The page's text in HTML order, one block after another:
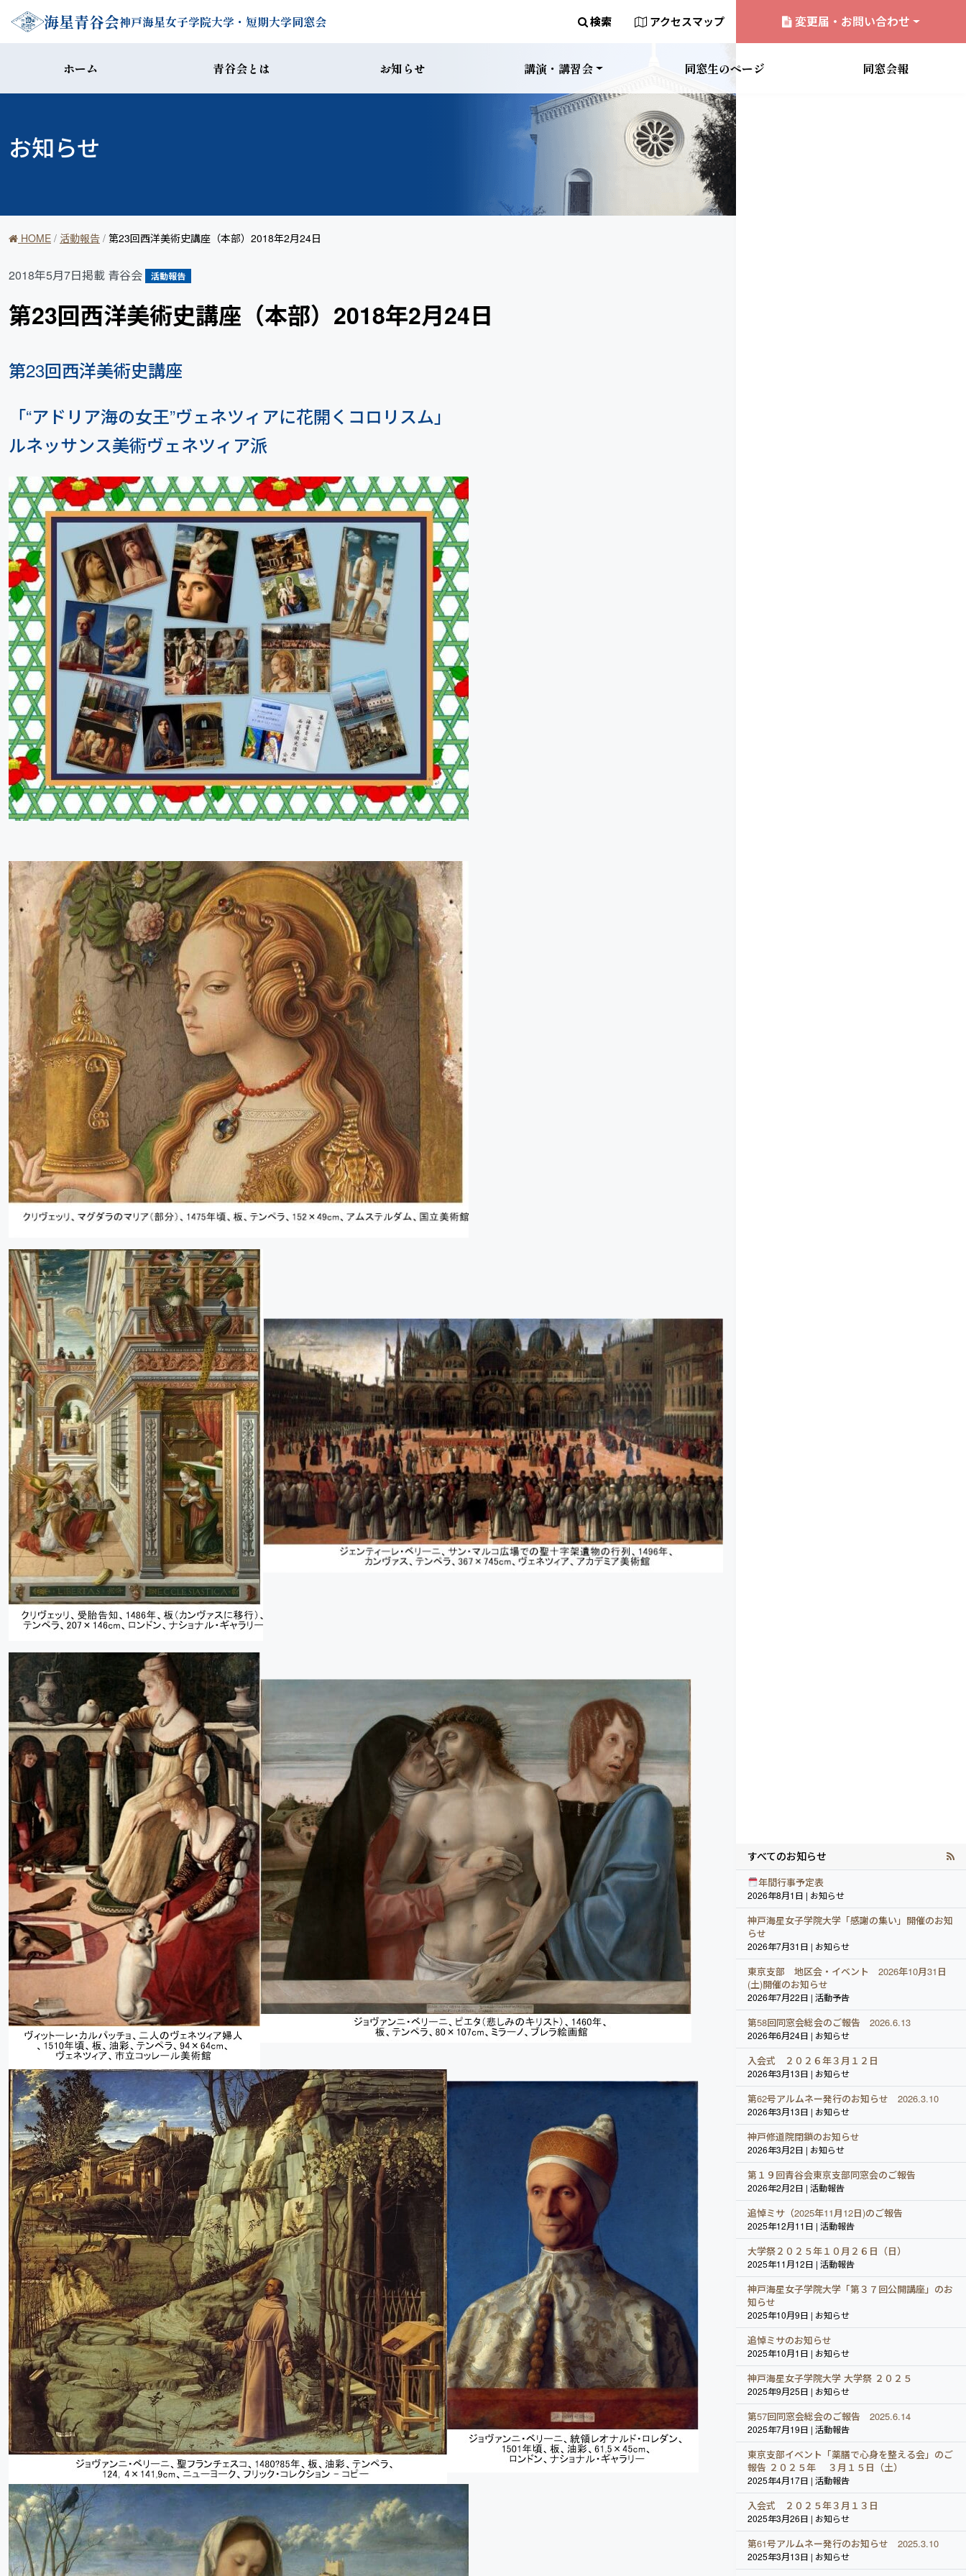
コンテンツへスキップ メインナビゲーション
海星青谷会神戸海星女子学院大学・短期大学同窓会 検索 アクセスマップ 変更届・お問い合わせ
ホーム 青谷会とは お知らせ 講演・講習会 同窓生のページ 同窓会報
すべてのお知らせ
年間行事予定表
2026年8月1日 | お知らせ
神戸海星女子学院大学「感謝の集い」開催のお知
らせ
2026年7月31日 | お知らせ
東京支部 地区会・イベント 2026年10月31日
(土)開催のお知らせ
2026年7月22日 | 活動予告
第58回同窓会総会のご報告 2026.6.13
2026年6月24日 | お知らせ
入会式 ２０２６年３月１２日
2026年3月13日 | お知らせ
第62号アルムネー発行のお知らせ 2026.3.10
2026年3月13日 | お知らせ
神戸修道院閉鎖のお知らせ
2026年3月2日 | お知らせ
第１９回青谷会東京支部同窓会のご報告
2026年2月2日 | 活動報告
追悼ミサ（2025年11月12日)のご報告
2025年12月11日 | 活動報告
大学祭２０２５年１０月２６日（日）
2025年11月12日 | 活動報告
神戸海星女子学院大学「第３７回公開講座」のお
知らせ
2025年10月9日 | お知らせ
追悼ミサのお知らせ
2025年10月1日 | お知らせ
神戸海星女子学院大学 大学祭 ２０２５
2025年9月25日 | お知らせ
第57回同窓会総会のご報告 2025.6.14
2025年7月19日 | 活動報告
東京支部イベント「薬膳で心身を整える会」のご
報告 ２０２５年 ３月１５日（土）
2025年4月17日 | 活動報告
入会式 ２０２５年３月１３日
2025年3月26日 | お知らせ
第61号アルムネー発行のお知らせ 2025.3.10
2025年3月13日 | お知らせ
お知らせ
HOME / 活動報告 / 第23回西洋美術史講座（本部）2018年2月24日
2018年5月7日掲載 青谷会 活動報告
第23回西洋美術史講座（本部）2018年2月24日
第23回西洋美術史講座
「“アドリア海の女王”ヴェネツィアに花開くコロリスム」
ルネッサンス美術ヴェネツィア派